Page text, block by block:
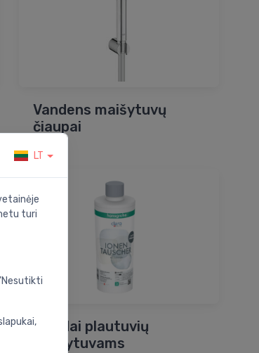
Vandens maišytuvų
čiaupai
Priedai plautuvių
maišytuvams
LT
turi